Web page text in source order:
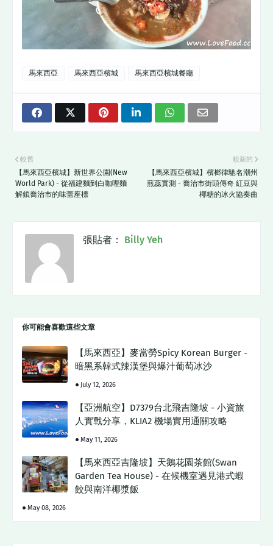
馬來西亞 馬來西亞檳城 馬來西亞檳城餐廳
較新的
【馬來西亞檳城】檳榔律馳名潮州
煎蕊實測 - 喬治市街頭傳奇 紅豆與
椰糖的冰火協奏曲
較舊
【馬來西亞檳城】新世界公園(New
World Park) - 從福建麵到白咖哩麵
解鎖喬治市的味蕾座標
張貼者： Billy Yeh
你可能會喜歡這些文章
【馬來西亞】麥當勞Spicy Korean Burger -
暗黑系韓式辣漢堡與爆汁葡萄冰沙
July 12, 2026
【亞洲航空】D7379台北飛吉隆坡 - 小資旅
人實戰分享，KLIA2 機場實用通關攻略
May 11, 2026
【馬來西亞吉隆坡】天鵝花園茶館(Swan
Garden Tea House) - 在候機室遇見港式蝦
餃與南洋椰漿飯
May 08, 2026